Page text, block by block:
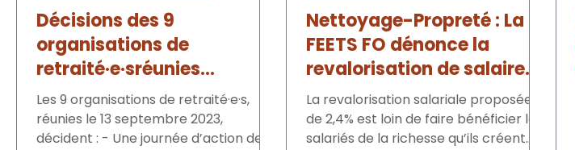
Décisions des 9
organisations de
retraité·e·sréunies
mercredi 13 septembre
2023 de 10 h à 12 h 30
Les 9 organisations de retraité·e·s,
réunies le 13 septembre 2023,
décident : - Une journée d’action des
Nettoyage-Propreté : La
FEETS FO dénonce la
revalorisation de salaire
proposée et attend une
réponse
La revalorisation salariale proposée
de 2,4% est loin de faire bénéficier les
salariés de la richesse qu’ils créent